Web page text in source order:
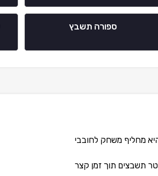
ספורה תשבץ
מחליף משחק לחובבי
תשבצים תוך זמן קצר